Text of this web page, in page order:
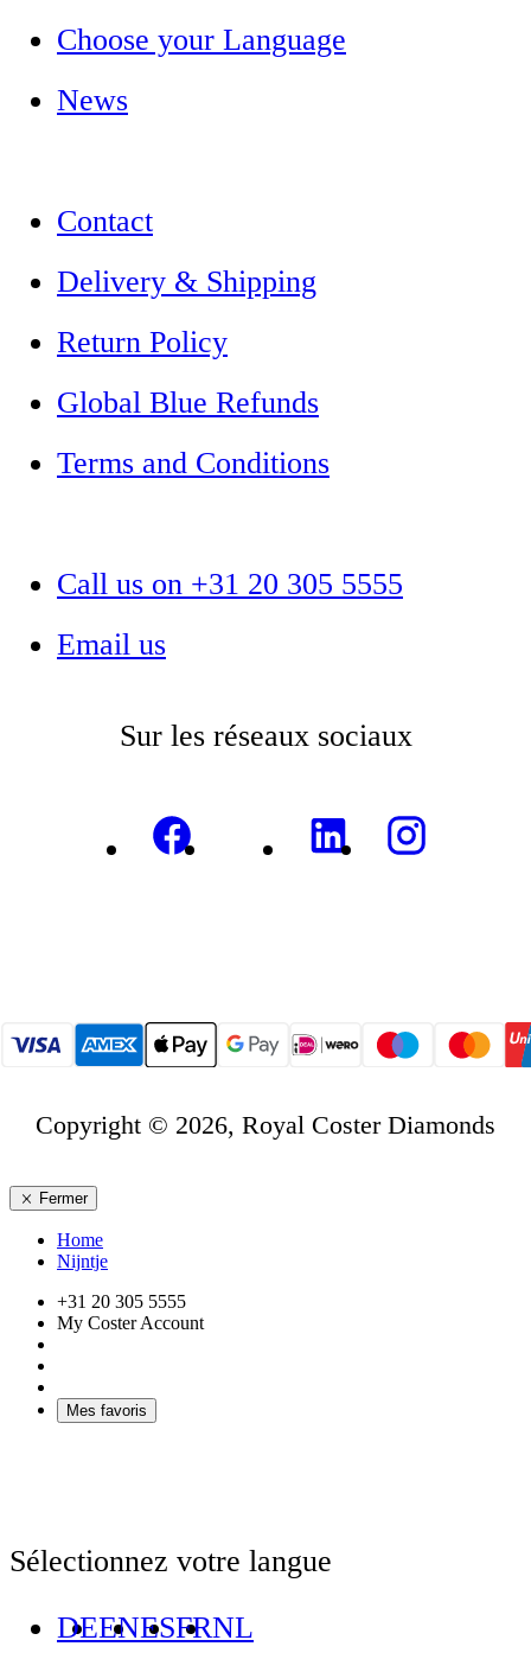
Choose your Language
News
Contact
Delivery & Shipping
Return Policy
Global Blue Refunds
Terms and Conditions
Call us on +31 20 305 5555
Email us
Sur les réseaux sociaux
Copyright © 2026, Royal Coster Diamonds
Fermer
Home
Nijntje
+31 20 305 5555
My Coster Account
Mes favoris
Sélectionnez votre langue
DEENESFRNL